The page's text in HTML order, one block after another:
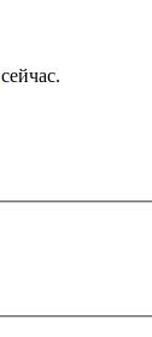
сейчас.